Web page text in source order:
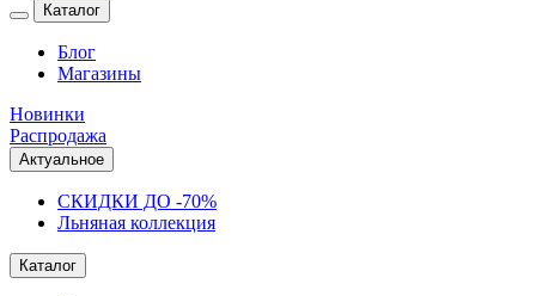
Каталог
Блог
Магазины
Новинки
Распродажа
Актуальное
СКИДКИ ДО -70%
Льняная коллекция
Каталог